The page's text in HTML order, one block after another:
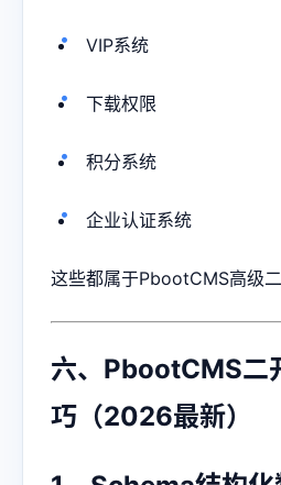
VIP系统
下载权限
积分系统
企业认证系统
这些都属于PbootCMS高级二
六、PbootCMS二
巧（2026最新）